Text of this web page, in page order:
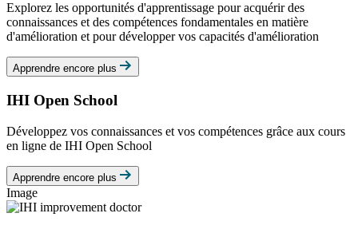
Explorez les opportunités d'apprentissage pour acquérir des
connaissances et des compétences fondamentales en matière
d'amélioration et pour développer vos capacités d'amélioration
Apprendre encore plus
IHI Open School
Développez vos connaissances et vos compétences grâce aux cours
en ligne de IHI Open School
Apprendre encore plus
Image